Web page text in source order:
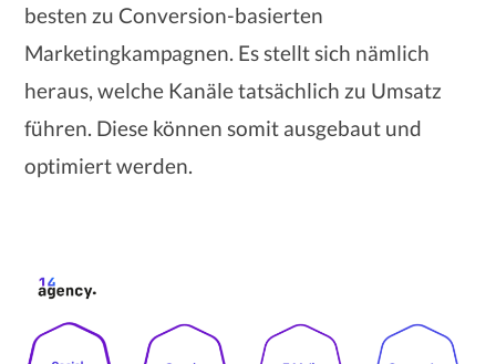
besten zu Conversion-basierten
Marketingkampagnen. Es stellt sich nämlich
heraus, welche Kanäle tatsächlich zu Umsatz
führen. Diese können somit ausgebaut und
optimiert werden.